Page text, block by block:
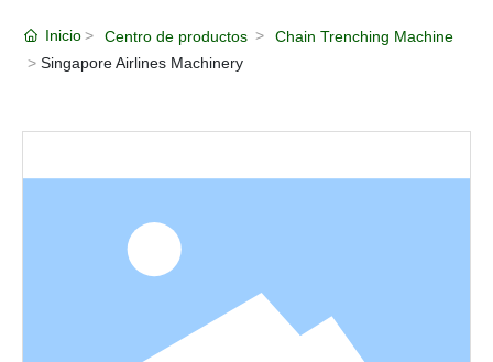
Producto
Strength
Contacte con nosotros
Inicio Centro de productos
Chain Trenching Machine
Singapore Airlines Machinery